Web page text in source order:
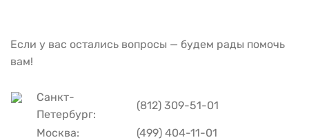
Если у вас остались вопросы — будем рады помочь
вам!
Санкт-
Петербург:
(812) 309-51-01
Москва: (499) 404-11-01